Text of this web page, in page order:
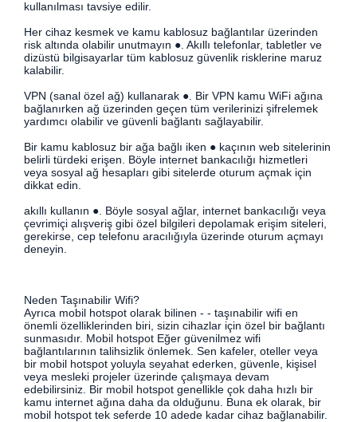
kullanılması tavsiye edilir.
Her cihaz kesmek ve kamu kablosuz bağlantılar üzerinden
risk altında olabilir unutmayın ●. Akıllı telefonlar, tabletler ve
dizüstü bilgisayarlar tüm kablosuz güvenlik risklerine maruz
kalabilir.
VPN (sanal özel ağ) kullanarak ●. Bir VPN kamu WiFi ağına
bağlanırken ağ üzerinden geçen tüm verilerinizi şifrelemek
yardımcı olabilir ve güvenli bağlantı sağlayabilir.
Bir kamu kablosuz bir ağa bağlı iken ● kaçının web sitelerinin
belirli türdeki erişen. Böyle internet bankacılığı hizmetleri
veya sosyal ağ hesapları gibi sitelerde oturum açmak için
dikkat edin.
akıllı kullanın ●. Böyle sosyal ağlar, internet bankacılığı veya
çevrimiçi alışveriş gibi özel bilgileri depolamak erişim siteleri,
gerekirse, cep telefonu aracılığıyla üzerinde oturum açmayı
deneyin.
Neden Taşınabilir Wifi?
Ayrıca mobil hotspot olarak bilinen - - taşınabilir wifi en
önemli özelliklerinden biri, sizin cihazlar için özel bir bağlantı
sunmasıdır. Mobil hotspot Eğer güvenilmez wifi
bağlantılarının talihsizlik önlemek. Sen kafeler, oteller veya
bir mobil hotspot yoluyla seyahat ederken, güvenle, kişisel
veya mesleki projeler üzerinde çalışmaya devam
edebilirsiniz. Bir mobil hotspot genellikle çok daha hızlı bir
kamu internet ağına daha da olduğunu. Buna ek olarak, bir
mobil hotspot tek seferde 10 adede kadar cihaz bağlanabilir.